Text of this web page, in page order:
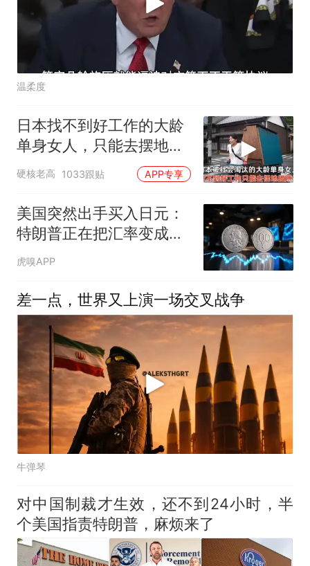
温柔度
日本找不到好工作的大龄
单身女人，只能去摆地
摊，一天有多心累？
硬核老高 1033跟贴 APP专享
美国突然出手买入日元：
特朗普正在把汇率变成新
的地缘武器
虎嗅APP
差一点，世界又上演一场交叉战争
牛弹琴
对中国制裁才生效，还不到24小时，半
个美国指责特朗普，麻烦来了